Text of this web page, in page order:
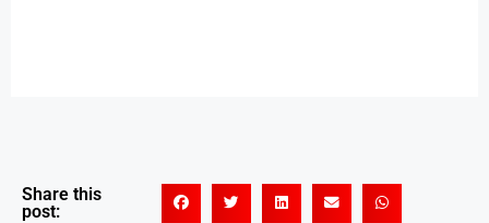
Share this
post: